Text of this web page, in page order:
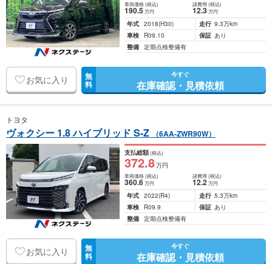
車両価格(税込)
190.5万円
諸費用 (税込)
12.3 万円
年式 2018(H30) 走行 9.3万km
車検
R09.10 保証 あり
整備 定期点検整備有
お気に入り 無
料
今すぐ
在庫確認・見積依頼
トヨタ
ヴォクシー 1.8 ハイブリッド S-Z （6AA-ZWR90W）
支払総額(税込)
372.8万円
車両価格(税込)
360.6万円
諸費用 (税込)
12.2 万円
年式 2022(R4) 走行 5.3万km
車検
R09.9 保証 あり
整備 定期点検整備有
お気に入り 無
料
今すぐ
在庫確認・見積依頼